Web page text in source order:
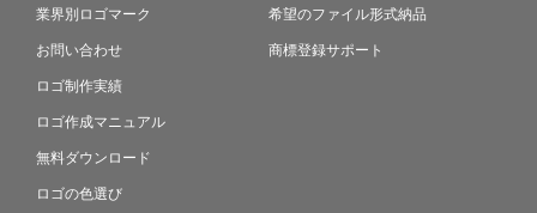
業界別ロゴマーク
お問い合わせ
ロゴ制作実績
ロゴ作成マニュアル
無料ダウンロード
ロゴの色選び
希望のファイル形式納品
商標登録サポート